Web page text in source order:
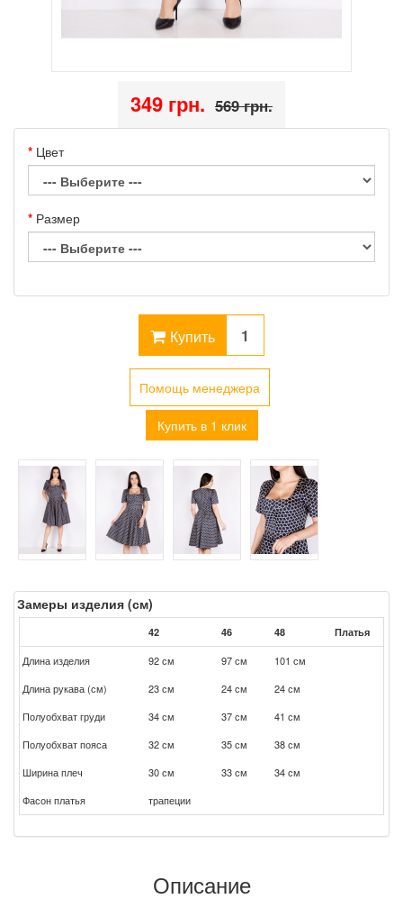
349 грн. 569 грн.
Цвет
Размер
Купить
Помощь менеджера
Купить в 1 клик
Замеры изделия (см)
42 46 48 Платья
Длина изделия 92 см 97 см
101 см
Длина рукава (см)
23 см 24 см
24 см
Полуобхват груди
34 см 37 см
41 см
Полуобхват пояса
32 см 35 см
38 см
Ширина плеч
30 см 33 см
34 см
Фасон платья
трапеции
Описание